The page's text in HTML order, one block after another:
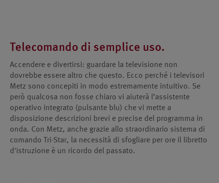
Telecomando di semplice uso.
Accendere e divertirsi: guardare la televisione non
dovrebbe essere altro che questo. Ecco perché i televisori
Metz sono concepiti in modo estremamente intuitivo. Se
però qualcosa non fosse chiaro vi aiuterà l’assistente
operativo integrato (pulsante blu) che vi mette a
disposizione descrizioni brevi e precise del programma in
onda. Con Metz, anche grazie allo straordinario sistema di
comando Tri-Star, la necessità di sfogliare per ore il libretto
d'istruzione è un ricordo del passato.